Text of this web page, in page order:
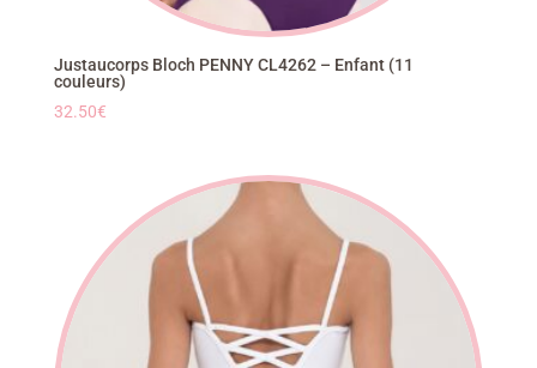
Justaucorps Bloch PENNY CL4262 – Enfant (11
couleurs)
32.50€